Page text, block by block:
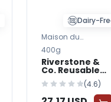
Dairy-
Maison du
Fromage
400g
Riverstone &
Co. Reusable
Containers &
Tote Bags —
FreshGrocer
(4.6)